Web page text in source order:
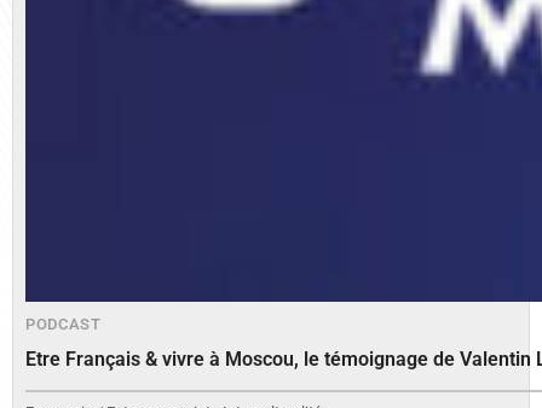
PODCAST
Etre Français & vivre à Moscou, le témoignage de Valentin